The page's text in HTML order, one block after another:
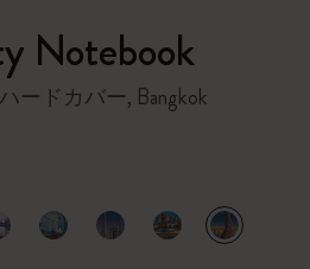
Notebook
ードカバー, Bangkok
選択済